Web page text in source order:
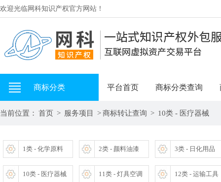
欢迎光临网科知识产权官方网站！
商标分类 平台首页 商标分类查询
当前位置： 首页 > 服务项目 >商标转让查询 > 10类 - 医疗器械
1类 - 化学原料 2类 - 颜料油漆 3类 - 日化用品
10类 - 医疗器械 11类 - 灯具空调 12类 - 运输工具